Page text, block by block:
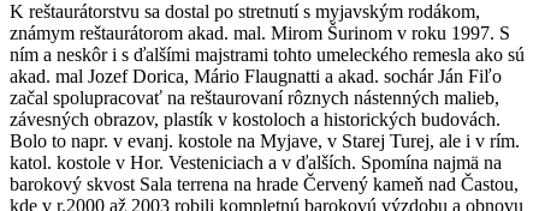
K reštaurátorstvu sa dostal po stretnutí s myjavským rodákom,
známym reštaurátorom akad. mal. Mirom Šurinom v roku 1997. S
ním a neskôr i s ďalšími majstrami tohto umeleckého remesla ako sú
akad. mal Jozef Dorica, Mário Flaugnatti a akad. sochár Ján Fiľo
začal spolupracovať na reštaurovaní rôznych nástenných malieb,
závesných obrazov, plastík v kostoloch a historických budovách.
Bolo to napr. v evanj. kostole na Myjave, v Starej Turej, ale i v rím.
katol. kostole v Hor. Vesteniciach a v ďalších. Spomína najmä na
barokový skvost Sala terrena na hrade Červený kameň nad Častou,
kde v r.2000 až 2003 robili kompletnú barokovú výzdobu a obnovu